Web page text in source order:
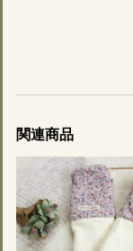
関連商品